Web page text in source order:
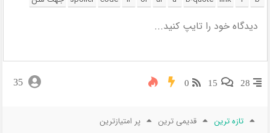
28
15
0
35
تازه ترین قدیمی ترین پر امتیازترین